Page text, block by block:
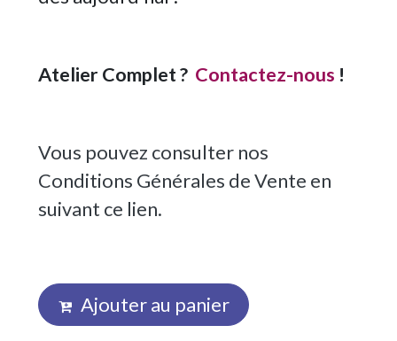
Atelier Complet ? Contactez-nous !
Vous pouvez consulter nos
Conditions Générales de Vente en
suivant ce lien.
Ajouter au panier